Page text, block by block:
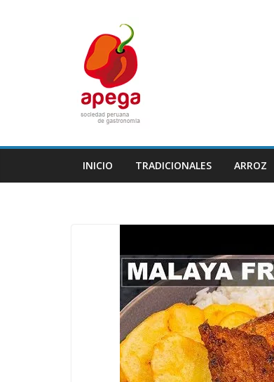
INICIO TRADICIONALES ARROZ